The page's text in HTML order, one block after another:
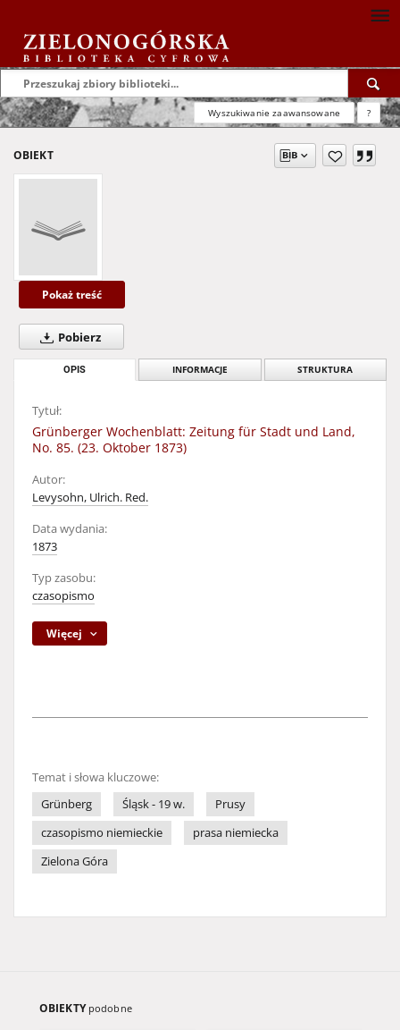
Wyszukiwanie zaawansowane ?
OBIEKT
Pokaż treść
Pobierz
OPIS INFORMACJE STRUKTURA
Tytuł:
Grünberger Wochenblatt: Zeitung für Stadt und Land,
No. 85. (23. Oktober 1873)
Autor:
Levysohn, Ulrich. Red.
Data wydania:
1873
Typ zasobu:
czasopismo
Więcej
Temat i słowa kluczowe:
Grünberg
Śląsk - 19 w.
Prusy
czasopismo niemieckie
prasa niemiecka
Zielona Góra
OBIEKTY podobne